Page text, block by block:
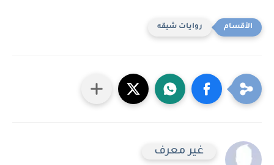
روايات شيقه
غير معرف